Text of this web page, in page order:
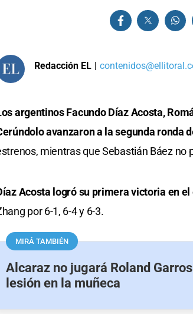
Redacción EL |
argentinos Facundo Díaz Acosta,
avanzaron a la segunda ronda
mientras que Sebastián Báez no
Acosta logró su primera victoria en
por 6-1, 6-4 y 6-3.
MIRÁ TAMBIÉN
Alcaraz no jugará Roland
lesión en la muñeca